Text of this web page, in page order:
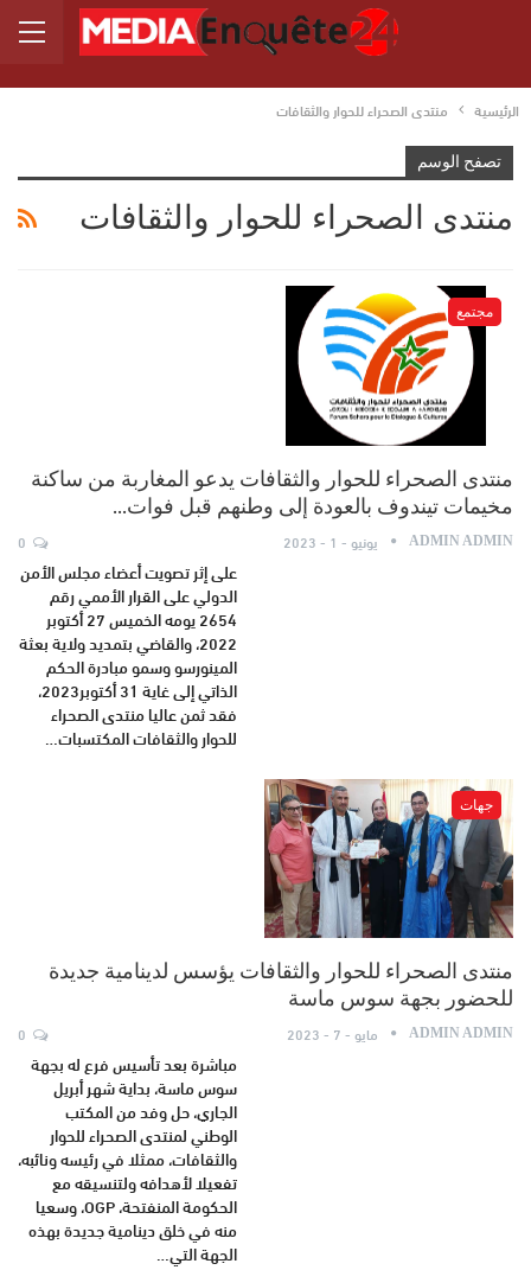
الرئيسية منتدى الصحراء للحوار والثقافات
تصفح الوسم
منتدى الصحراء للحوار والثقافات
مجتمع
منتدى الصحراء للحوار والثقافات يدعو المغاربة من ساكنة
مخيمات تيندوف بالعودة إلى وطنهم قبل فوات…
ADMIN ADMIN يونيو - 1 - 2023
على إثر تصويت أعضاء مجلس الأمن
الدولي على القرار الأممي رقم
2654 يومه الخميس 27 أكتوبر
2022، والقاضي بتمديد ولاية بعثة
المينورسو وسمو مبادرة الحكم
الذاتي إلى غاية 31 أكتوبر2023،
فقد ثمن عاليا منتدى الصحراء
للحوار والثقافات المكتسبات…
جهات
منتدى الصحراء للحوار والثقافات يؤسس لدينامية جديدة
للحضور بجهة سوس ماسة
ADMIN ADMIN مايو - 7 - 2023
مباشرة بعد تأسيس فرع له بجهة
سوس ماسة، بداية شهر أبريل
الجاري، حل وفد من المكتب
الوطني لمنتدى الصحراء للحوار
والثقافات، ممثلا في رئيسه ونائبه،
تفعيلا لأهدافه ولتنسيقه مع
الحكومة المنفتحة، OGP، وسعيا
منه في خلق دينامية جديدة بهذه
الجهة التي…